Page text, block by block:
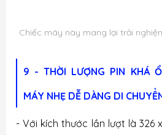
Chiếc máy này mang lại trải
9 - THỜI LƯỢNG PIN KHÁ
MÁY NHẸ DỄ DÀNG DI
- Với kích thước lần lượt là 326